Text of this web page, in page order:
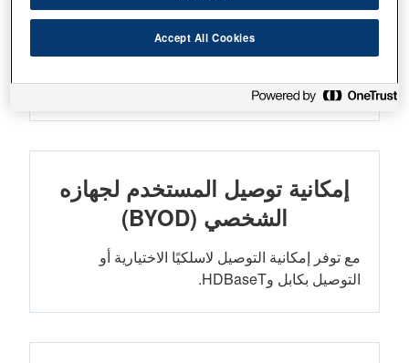
دقة تحسين 4K
صور غاية في الوضوح بدقة تحسين 4K
إمكانية توصيل المستخدم لجهازه
الشخصي (BYOD)
مع توفر إمكانية التوصيل لاسلكيًا الاختيارية أو
التوصيل بكابل وHDBaseT.
Accept All Cookies